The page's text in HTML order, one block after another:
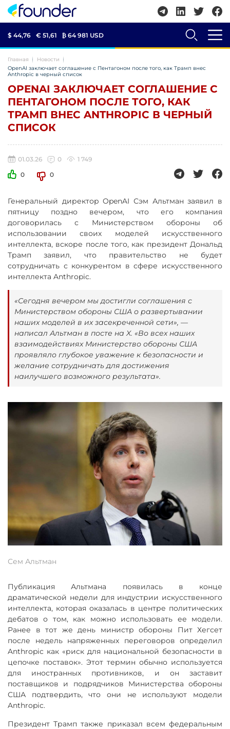
$ 44,76 € 51,61 ₿ 64 981 USD
Главная
Новости
OpenAI заключает соглашение с Пентагоном после того, как Трамп внес
Anthropic в черный список
OPENAI ЗАКЛЮЧАЕТ СОГЛАШЕНИЕ С
ПЕНТАГОНОМ ПОСЛЕ ТОГО, КАК
ТРАМП ВНЕС ANTHROPIC В ЧЕРНЫЙ
СПИСОК
01.03.26 0
1 749
0
0
Генеральный директор OpenAI Сэм Альтман заявил в
пятницу поздно вечером, что его компания
договорилась с Министерством обороны об
использовании своих моделей искусственного
интеллекта, вскоре после того, как президент Дональд
Трамп заявил, что правительство не будет
сотрудничать с конкурентом в сфере искусственного
интеллекта Anthropic.
«Сегодня вечером мы достигли соглашения с
Министерством обороны США о развертывании
наших моделей в их засекреченной сети», —
написал Альтман в посте на X. «Во всех наших
взаимодействиях Министерство обороны США
проявляло глубокое уважение к безопасности и
желание сотрудничать для достижения
наилучшего возможного результата».
Сем Альтман
Публикация Альтмана появилась в конце
драматической недели для индустрии искусственного
интеллекта, которая оказалась в центре политических
дебатов о том, как можно использовать ее модели.
Ранее в тот же день министр обороны Пит Хегсет
после недель напряженных переговоров определил
Anthropic как «риск для национальной безопасности в
цепочке поставок». Этот термин обычно используется
для иностранных противников, и он заставит
поставщиков и подрядчиков Министерства обороны
США подтвердить, что они не используют модели
Anthropic.
Президент Трамп также приказал всем федеральным